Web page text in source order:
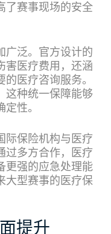
了赛事现场的安全
广泛。官方设计的
害医疗费用，还涵
医疗咨询服务。
这种统一保障能够
性。
际保险机构与医疗
过多方合作，医疗
更强的应急处理能
大型赛事的医疗保
提升